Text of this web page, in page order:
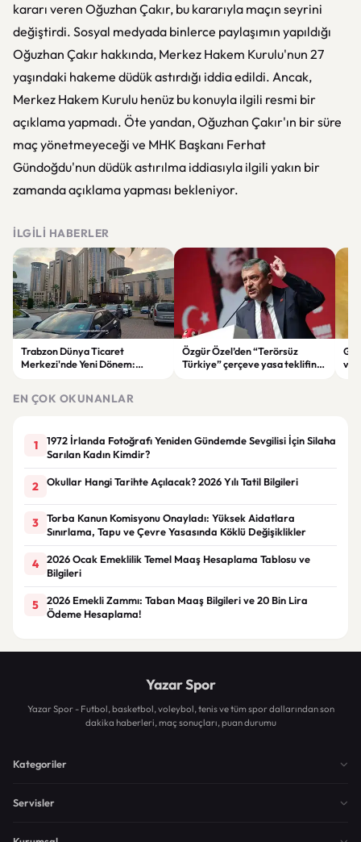
kararı veren Oğuzhan Çakır, bu kararıyla maçın seyrini
değiştirdi. Sosyal medyada binlerce paylaşımın yapıldığı
Oğuzhan Çakır hakkında, Merkez Hakem Kurulu'nun 27
yaşındaki hakeme düdük astırdığı iddia edildi. Ancak,
Merkez Hakem Kurulu henüz bu konuyla ilgili resmi bir
açıklama yapmadı. Öte yandan, Oğuzhan Çakır'ın bir süre
maç yönetmeyeceği ve MHK Başkanı Ferhat
Gündoğdu'nun düdük astırılma iddiasıyla ilgili yakın bir
zamanda açıklama yapması bekleniyor.
İLGILI HABERLER
Trabzon Dünya Ticaret
Merkezi'nde Yeni Dönem:
Zaman Tamamlanacak?
Özgür Özel’den “Terörsüz
Türkiye” çerçeve yasa teklifine
ve
EN ÇOK OKUNANLAR
1
1972 İrlanda Fotoğrafı Yeniden Gündemde Sevgilisi İçin Silaha
Sarılan Kadın Kimdir?
2 Okullar Hangi Tarihte Açılacak? 2026 Yılı Tatil Bilgileri
3
Torba Kanun Komisyonu Onayladı: Yüksek Aidatlara
Sınırlama, Tapu ve Çevre Yasasında Köklü Değişiklikler
4
2026 Ocak Emeklilik Temel Maaş Hesaplama Tablosu ve
Bilgileri
5
2026 Emekli Zammı: Taban Maaş Bilgileri ve 20 Bin Lira
Ödeme Hesaplama!
Yazar Spor
Yazar Spor - Futbol, basketbol, voleybol, tenis ve tüm spor dallarından son
dakika haberleri, maç sonuçları, puan durumu
Kategoriler
Servisler